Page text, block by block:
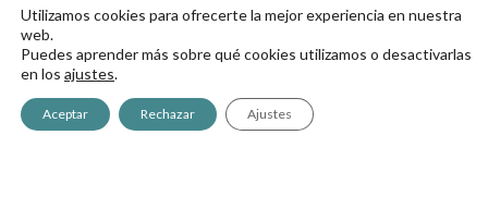
GreenCity700
GreenCity2
GreenCity7
Utilizamos cookies para ofrecerte la mejor experiencia en nuestra
web.
Puedes aprender más sobre qué cookies utilizamos o desactivarlas
en los ajustes.
Aceptar Rechazar Ajustes